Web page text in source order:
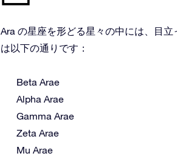
Ara の星座を形どる星々の中には、目
は以下の通りです：
Beta Arae
Alpha Arae
Gamma Arae
Zeta Arae
Mu Arae